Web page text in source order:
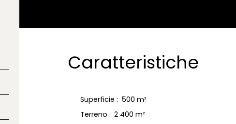
Caratteristiche
Superficie : 500 m²
Terreno : 2 400 m²